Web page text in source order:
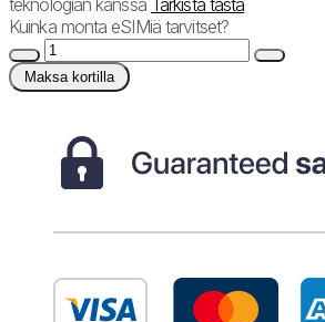
teknologian kanssa
Tarkista tästä
Kuinka monta eSIMiä tarvitset?
Maksa kortilla